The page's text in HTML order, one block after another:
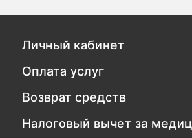
Личный кабинет
Оплата услуг
Возврат средств
Налоговый вычет за